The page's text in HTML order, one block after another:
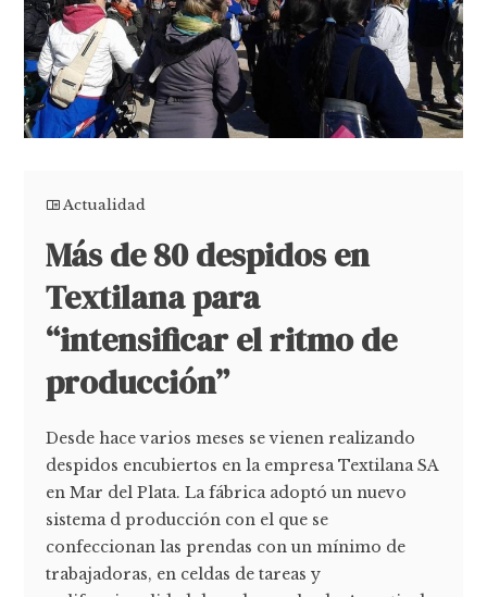
Actualidad
Más de 80 despidos en
Textilana para
“intensificar el ritmo de
producción”
Desde hace varios meses se vienen realizando
despidos encubiertos en la empresa Textilana SA
en Mar del Plata. La fábrica adoptó un nuevo
sistema d producción con el que se
confeccionan las prendas con un mínimo de
trabajadoras, en celdas de tareas y